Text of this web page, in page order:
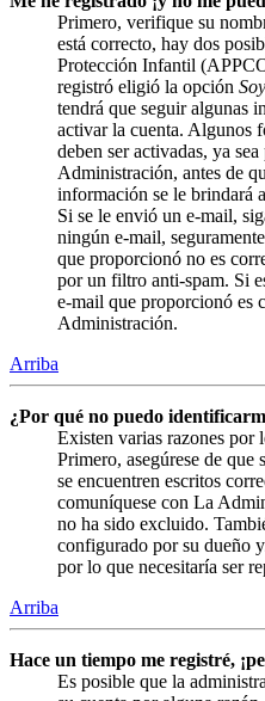
Primero, verifique su
está correcto, hay dos
Protección Infantil
registró eligió la opción
tendrá que seguir algunas
activar la cuenta. Algunos
deben ser activadas, ya
Administración, antes de
información se le brindará
Si se le envió un e-mail,
ningún e-mail,
que proporcionó no es
por un filtro anti-spam. Si
e-mail que proporcionó es
Administración.
Arriba
¿Por qué no puedo
Existen varias razones por
Primero, asegúrese de que
se encuentren escritos
comuníquese con La
no ha sido excluido.
configurado por su dueño
por lo que necesitaría ser
Arriba
Hace un tiempo me registré,
Es posible que la